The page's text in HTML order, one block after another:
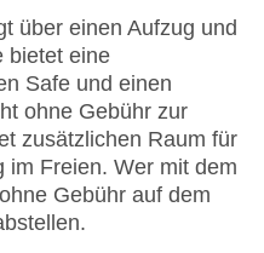
über einen Aufzug und
bietet eine
Safe und einen
ohne Gebühr zur
zusätzlichen Raum für
im Freien. Wer mit dem
Gebühr auf dem